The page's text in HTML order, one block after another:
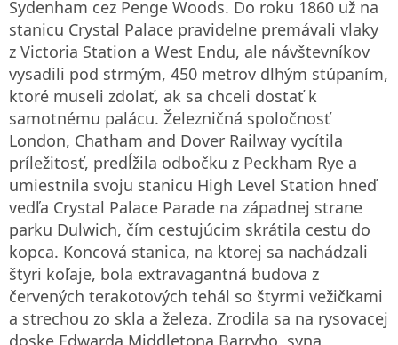
Sydenham cez Penge Woods. Do roku 1860 už na
stanicu Crystal Palace pravidelne premávali vlaky
z Victoria Station a West Endu, ale návštevníkov
vysadili pod strmým, 450 metrov dlhým stúpaním,
ktoré museli zdolať, ak sa chceli dostať k
samotnému palácu. Železničná spoločnosť
London, Chatham and Dover Railway vycítila
príležitosť, predĺžila odbočku z Peckham Rye a
umiestnila svoju stanicu High Level Station hneď
vedľa Crystal Palace Parade na západnej strane
parku Dulwich, čím cestujúcim skrátila cestu do
kopca. Koncová stanica, na ktorej sa nachádzali
štyri koľaje, bola extravagantná budova z
červených terakotových tehál so štyrmi vežičkami
a strechou zo skla a železa. Zrodila sa na rysovacej
doske Edwarda Middletona Barryho, syna